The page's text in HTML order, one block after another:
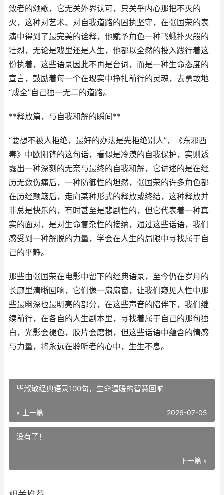
致者的颂歌，它无关外界认可，只关乎内心那把不灭的
火，这种对艺术、对自我道路的固执坚守，在张国荣的表
演中得到了最完美的诠释，他赋予角色一种飞蛾扑火般的
壮烈，无论是戏里还是人生，他都以全然的投入践行着这
份执着，这些语录因此不再是台词，而是一种生命态度的
宣言，鼓励着每一个在现实中挣扎前行的灵魂，去勇敢地
“成全”自己独一无二的道路。
**释放篇，与自我和解的瞬间**
“要想不被人拒绝，最好的办法是先拒绝别人”，《东邪西
毒》中欧阳锋的这句话，看似是冷漠的自我保护，实则透
露出一种深刻的无奈与最终的自我和解，它讲述的是在经
历无数伤痛后，一种防御性的坦然，张国荣的许多角色都
在历经颠簸后，走向某种形式的释放或终结，这种释放并
非总是快乐的，有时甚至是悲剧性的，但它代表着一种真
实的面对，是对生命复杂性的接纳，通过这些话语，我们
感受到一种解脱的力量，学会在人生的局限中寻找属于自
己的平静。
那些由张国荣在电影中留下的经典语录，至今仍在岁月的
长廊里清晰回响，它们像一扇扇窗，让我们窥见人性中那
些最幽深也最明亮的部分，在这些声音的陪伴下，我们继
续前行，在各自的人生剧本里，寻找着属于自己的那句独
白，光影会褪色，胶片会磨损，但这些话语中蕴含的情感
与力量，将永远在聆听者的心中，生生不息。
毕淑敏经典语录100句，生命温暖的智慧回响
« 上一篇 2026-07-05
没有了！
下一篇 »